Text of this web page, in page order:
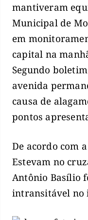
mantiveram
Municipal de
em
capital na
Segundo
avenida
causa de
pontos
De acordo com
Estevam no
Antônio Basílio
intransitável no